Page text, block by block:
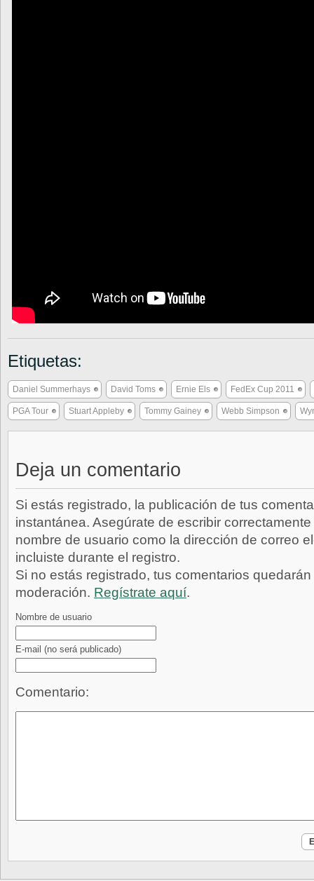
Etiquetas:
Daniel Summerhays David Toms Ernie Els FedEx Cup 2011
PGA Tour Stuart Appleby Tommy Gainey Webb Simpson
Deja un comentario
Si estás registrado, la publicación de tus
instantánea. Asegúrate de escribir
nombre de usuario como la dirección de correo
incluiste durante el registro.
Si no estás registrado, tus comentarios
moderación. Regístrate aquí.
Nombre de usuario
E-mail (no será publicado)
Comentario: